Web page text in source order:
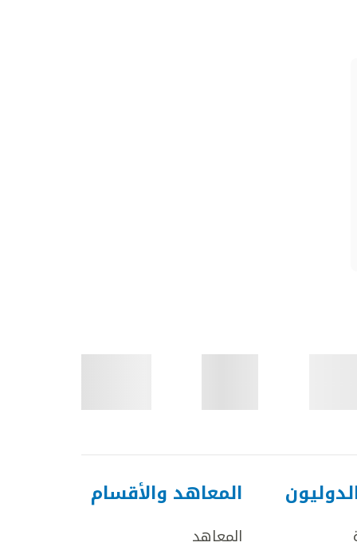
المعاهد والأقسام
المعاهد